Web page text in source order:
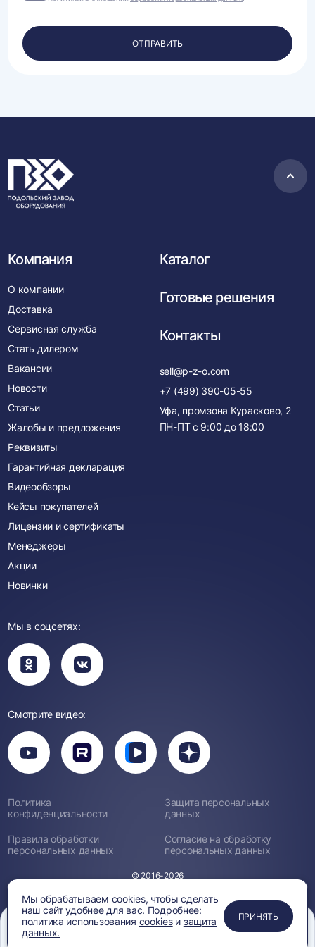
на
своих
персональных
данных.
ОТПРАВИТЬ
ПРИМЕНИТЬ
ЗАКРЫТЬ
ЗАКРЫТЬ
ЗАКРЫТЬ
Мы обрабатываем cookies, чтобы сделать
наш сайт удобнее для вас. Подробнее:
политика использования cookiesи защита
данных.
ПРИНЯТЬ
в
Компания
О компании
Доставка
Сервисная служба
Стать дилером
Вакансии
Новости
Статьи
Жалобы и предложения
Реквизиты
Гарантийная декларация
Видеообзоры
Кейсы покупателей
Лицензии и сертификаты
Менеджеры
Акции
Новинки
Каталог
Готовые решения
Контакты
sell@p-z-o.com
+7 (499) 390-05-55
Уфа, промзона Курасково, 2
ПН-ПТ с 9:00 до 18:00
Мы в соцсетях:
Вы
перейдете
в
группу
Вы
перейдете
в
группу
Смотрите видео:
Вы
перейдете
на
канал
Вы
перейдете
Вы
перейдете
Вы
перейдете
Дзен
Политика
конфиденциальности
Защита персональных
данных
Правила обработки
персональных данных
Согласие на обработку
персональных данных
© 2016-2026